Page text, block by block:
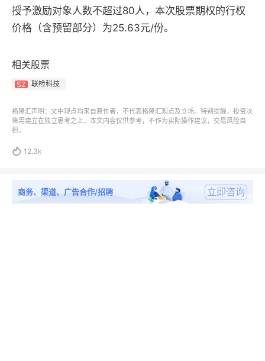
授予激励对象人数不超过80人， 本次股票期权的行权
价格（含预留部分）为25.63元/份。
相关股票
SZ 联检科技
格隆汇声明：文中观点均来自原作者，不代表格隆汇观点及立场。特别提醒，投资决
策需建立在独立思考之上，本文内容仅供参考，不作为实际操作建议，交易风险自
担。
 12.3k
商务、渠道、广告合作/招聘 立即咨询